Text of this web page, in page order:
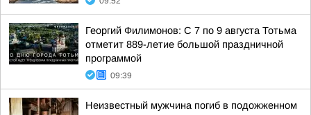
Георгий Филимонов: С 7 по 9 августа Тотьма
отметит 889-летие большой праздничной
программой
09:39
Неизвестный мужчина погиб в подожженном